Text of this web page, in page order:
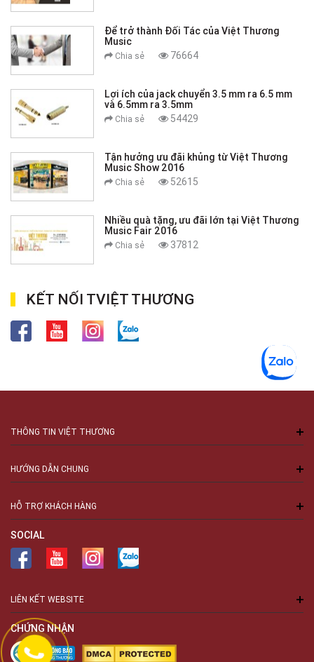
Để trở thành Đối Tác của Việt Thương
Music
Chia sẻ 76664
Lợi ích của jack chuyển 3.5 mm ra 6.5 mm
và 6.5mm ra 3.5mm
Chia sẻ 54429
Tận hưởng ưu đãi khủng từ Việt Thương
Music Show 2016
Chia sẻ 52615
Nhiều quà tặng, ưu đãi lớn tại Việt Thương
Music Fair 2016
Chia sẻ 37812
KẾT NỐI TVIỆT THƯƠNG
THÔNG TIN VIỆT THƯƠNG
HƯỚNG DẪN CHUNG
HỖ TRỢ KHÁCH HÀNG
SOCIAL
LIÊN KẾT WEBSITE
CHỨNG NHẬN